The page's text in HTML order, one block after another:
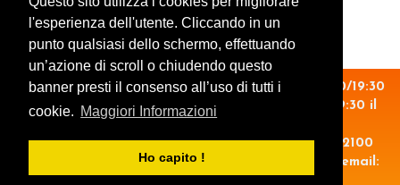
l'esperienza dell'utente. Cliccando in un
punto qualsiasi dello schermo, effettuando
un’azione di scroll o chiudendo questo
banner presti il consenso all’uso di tutti i
cookie. Maggiori Informazioni
Ho capito !
Orario: 14:30/19:30 il lunedì. 09:00/13:00 - 14:30/19:30
dal martedì al venerdì. 09:00/13:00 - 15:00/19:30 il
P.Iva.: 06825710012 - Via XX Settembre, 5 - 12100
Cuneo - Tel. 0171.602018 - fax. 0171.606980 - email: